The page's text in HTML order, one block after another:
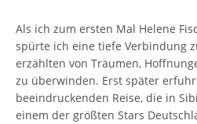
Als ich zum ersten Mal Helene
spürte ich eine tiefe Verbindung
erzählten von Träumen,
zu überwinden. Erst später
beeindruckenden Reise, die in
einem der größten Stars